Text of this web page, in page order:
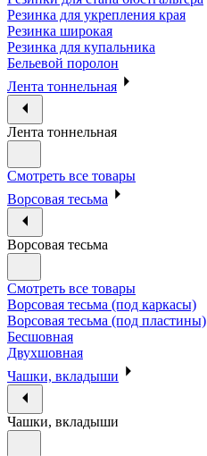
Резинка для укрепления края
Резинка широкая
Резинка для купальника
Бельевой поролон
Лента тоннельная
Лента тоннельная
Смотреть все товары
Ворсовая тесьма
Ворсовая тесьма
Смотреть все товары
Ворсовая тесьма (под каркасы)
Ворсовая тесьма (под пластины)
Бесшовная
Двухшовная
Чашки, вкладыши
Чашки, вкладыши